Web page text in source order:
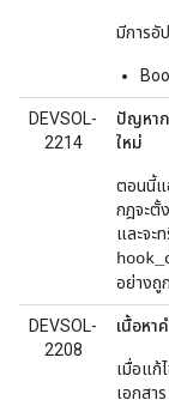
มีการอั
DEVSOL-
2214
ปัญหา
ใหม่
ตอนนี้แ
กฎจะตั้
และจะ
อย่างถู
DEVSOL-
2208
เนื้อหา
เมื่อแก้
เอกสา